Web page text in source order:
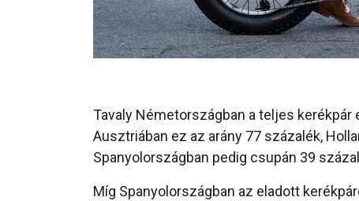
Tavaly Németországban a teljes
Ausztriában ez az arány 77 százalék,
Spanyolországban pedig csupán 39
Míg Spanyolországban az eladott